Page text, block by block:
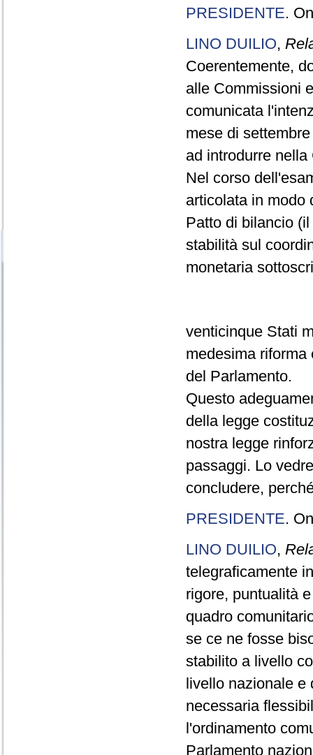
PRESIDENTE.
LINO DUILIO,
Coerentemente,
alle Commissioni
comunicata
mese di
ad introdurre
Nel corso
articolata in modo
Patto di bilancio
stabilità sul
monetaria
venticinque Stati
medesima
del Parlamento.
Questo
della legge
nostra legge
passaggi. Lo
concludere,
PRESIDENTE.
LINO DUILIO,
telegraficamente
rigore, puntualità
quadro
se ce ne fosse
stabilito a livello
livello nazionale e
necessaria
l'ordinamento
Parlamento